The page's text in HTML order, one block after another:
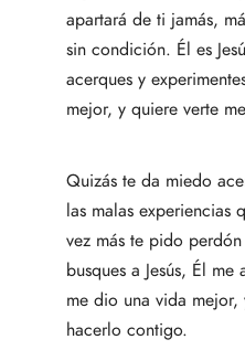
apartará de ti jamás,
sin condición. Él es
acerques y
mejor, y quiere verte
Quizás te da miedo
las malas experiencias
vez más te pido
busques a Jesús, Él
me dio una vida
hacerlo contigo.